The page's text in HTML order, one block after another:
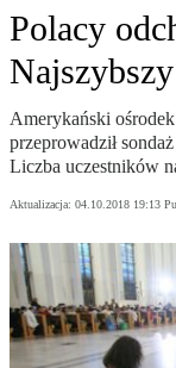
Polacy
Amerykański
przeprowadził
Liczba uczestników
Aktualizacja: 04.10.2018 19:13